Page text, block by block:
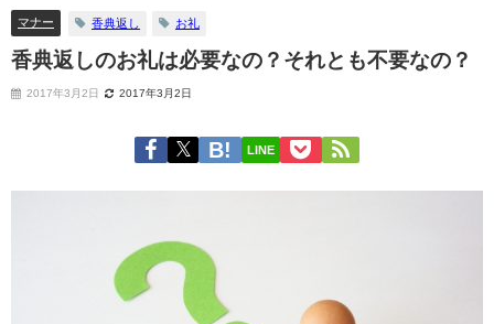
マナー 香典返し お礼
香典返しのお礼は必要なの？それとも不要なの？
2017年3月2日 2017年3月2日
LINE